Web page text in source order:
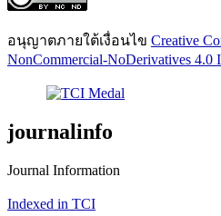
อนุญาตภายใต้เงื่อนไข Creative
NonCommercial-NoDerivatives 4.0
journalinfo
Journal Information
Indexed in TCI